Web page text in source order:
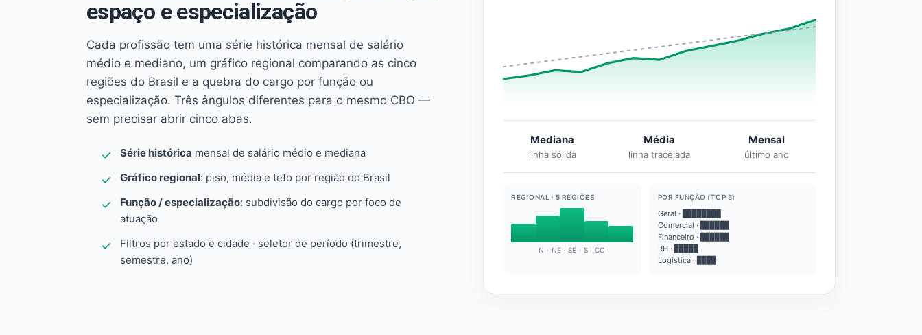
espaço e especialização
Cada profissão tem uma série histórica mensal de salário
médio e mediano, um gráfico regional comparando as cinco
regiões do Brasil e a quebra do cargo por função ou
especialização. Três ângulos diferentes para o mesmo CBO —
sem precisar abrir cinco abas.
Série histórica mensal de salário médio e mediana
Gráfico regional: piso, média e teto por região do Brasil
Função / especialização: subdivisão do cargo por foco de
atuação
Filtros por estado e cidade · seletor de período (trimestre,
semestre, ano)
Mediana
linha sólida
Média
linha tracejada
Mensal
último ano
REGIONAL · 5 REGIÕES
N · NE · SE · S · CO
POR FUNÇÃO (TOP 5)
Geral · ████████
Comercial · ██████
Financeiro · ██████
RH · █████
Logística · ████